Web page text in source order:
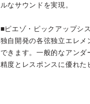
ルなサウンドを実現。
■ピエゾ・ピックアップシ
独自開発の各弦独立エレ
できます。一般的なアン
精度とレスポンスに優れた